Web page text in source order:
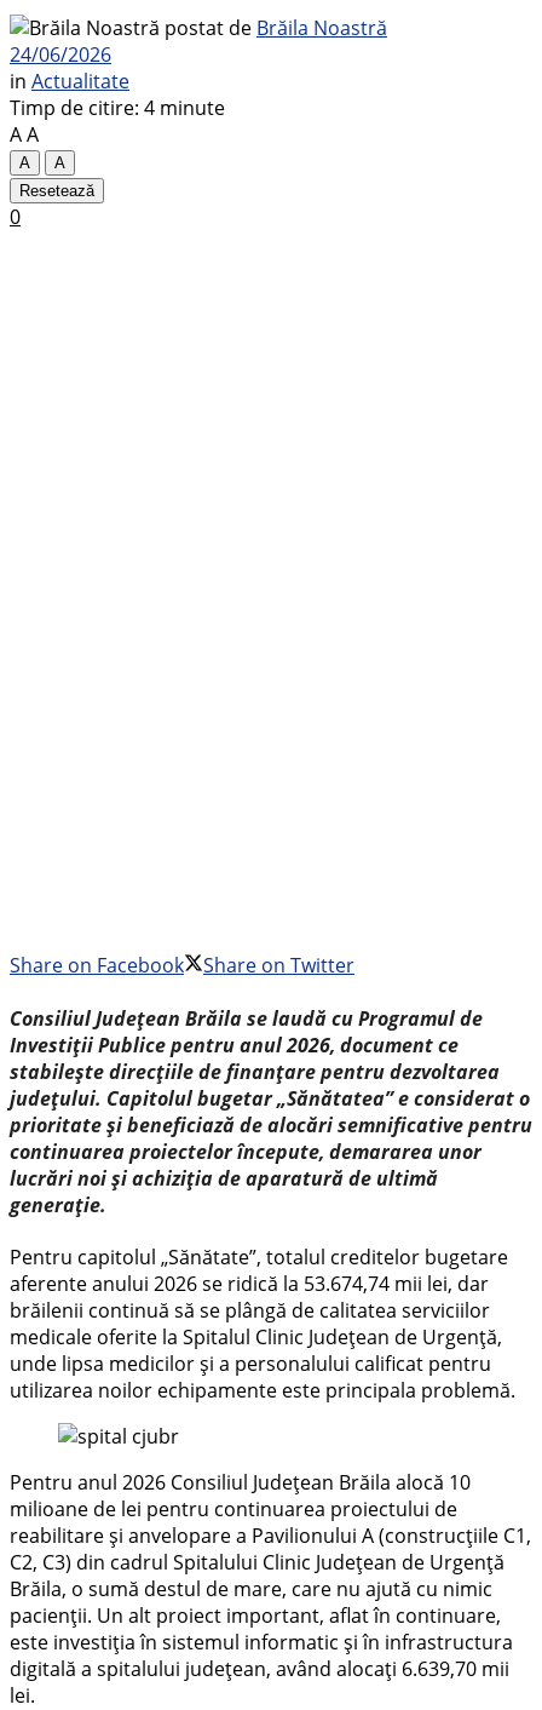
postat de Brăila Noastră
24/06/2026
in Actualitate
Timp de citire: 4 minute
AA
A
A
Resetează
0
Share on Facebook
Share on Twitter
Consiliul Județean Brăila se laudă cu Programul de
Investiții Publice pentru anul 2026, document ce
stabilește direcțiile de finanțare pentru dezvoltarea
județului. Capitolul bugetar „Sănătatea” e considerat o
prioritate și beneficiază de alocări semnificative pentru
continuarea proiectelor începute, demararea unor
lucrări noi și achiziția de aparatură de ultimă
generație.
Pentru capitolul „Sănătate”, totalul creditelor bugetare
aferente anului 2026 se ridică la 53.674,74 mii lei, dar
brăilenii continuă să se plângă de calitatea serviciilor
medicale oferite la Spitalul Clinic Județean de Urgență,
unde lipsa medicilor și a personalului calificat pentru
utilizarea noilor echipamente este principala problemă.
Pentru anul 2026 Consiliul Județean Brăila alocă 10
milioane de lei pentru continuarea proiectului de
reabilitare și anvelopare a Pavilionului A (construcțiile C1,
C2, C3) din cadrul Spitalului Clinic Județean de Urgență
Brăila, o sumă destul de mare, care nu ajută cu nimic
pacienții. Un alt proiect important, aflat în continuare,
este investiția în sistemul informatic și în infrastructura
digitală a spitalului județean, având alocați 6.639,70 mii
lei.